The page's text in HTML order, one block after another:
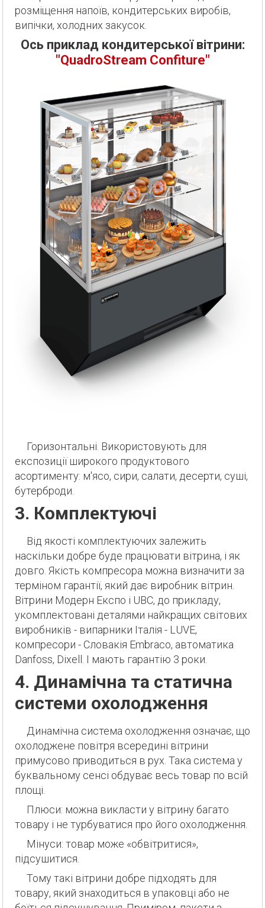
розміщення напоїв, кондитерських виробів,
випічки, холодних закусок.
Ось приклад кондитерської вітрини:
"QuadroStream Confiture"
Горизонтальні. Використовують для
експозиції широкого продуктового
асортименту: м'ясо, сири, салати, десерти, суші,
бутерброди.
3. Комплектуючі
Від якості комплектуючих залежить
наскільки добре буде працювати вітрина, і як
довго. Якість компресора можна визначити за
терміном гарантії, який дає виробник вітрин.
Вітрини Модерн Експо і UBC, до прикладу,
укомплектовані деталями найкращих світових
виробників - випарники Італія - LUVE,
компресори - Словакія Embraco, автоматика
Danfoss, Dixell. І мають гарантію 3 роки.
4. Динамічна та статична
системи охолодження
Динамічна система охолодження означає, що
охолоджене повітря всередині вітрини
примусово приводиться в рух. Така система у
буквальному сенсі обдуває весь товар по всій
площі.
Плюси: можна викласти у вітрину багато
товару і не турбуватися про його охолодження.
Мінуси: товар може «обвітритися»,
підсушитися.
Тому такі вітрини добре підходять для
товару, який знаходиться в упаковці або не